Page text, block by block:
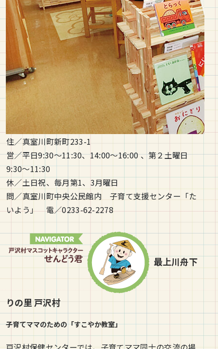
住／真室川町新町233-1
営／平日9:30～11:30、14:00～16:00 、第２土曜日
9:30～11:30
休／土日祝、毎月第1、3月曜日
問／真室川町中央公民館内 子育て支援センター「た
いよう」 電／0233-62-2278
最上川舟下
りの里戸沢村
子育てママのための「すこやか教室」